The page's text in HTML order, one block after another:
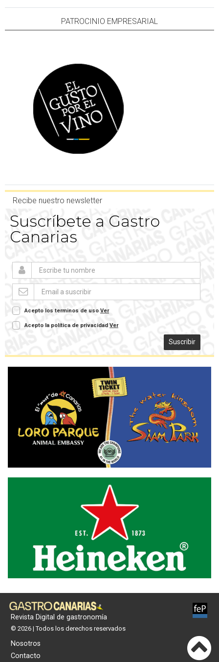
PATROCINIO EMPRESARIAL
Recibe nuestro newsletter
Suscríbete a Gastro
Canarias
Acepto los terminos de uso Ver
Acepto la política de privacidad Ver
Suscribir
Revista Digital de gastronomía
© 2026 | Todos los derechos reservados
Nosotros
Contacto